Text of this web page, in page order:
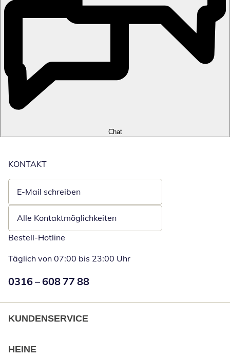
Chat
KONTAKT
E-Mail schreiben
Öffnet E-Mail-Client
Alle Kontaktmöglichkeiten
Bestell-Hotline
Täglich von 07:00 bis 23:00 Uhr
Numéro de téléphone:
0316 – 608 77 88
KUNDENSERVICE
HEINE